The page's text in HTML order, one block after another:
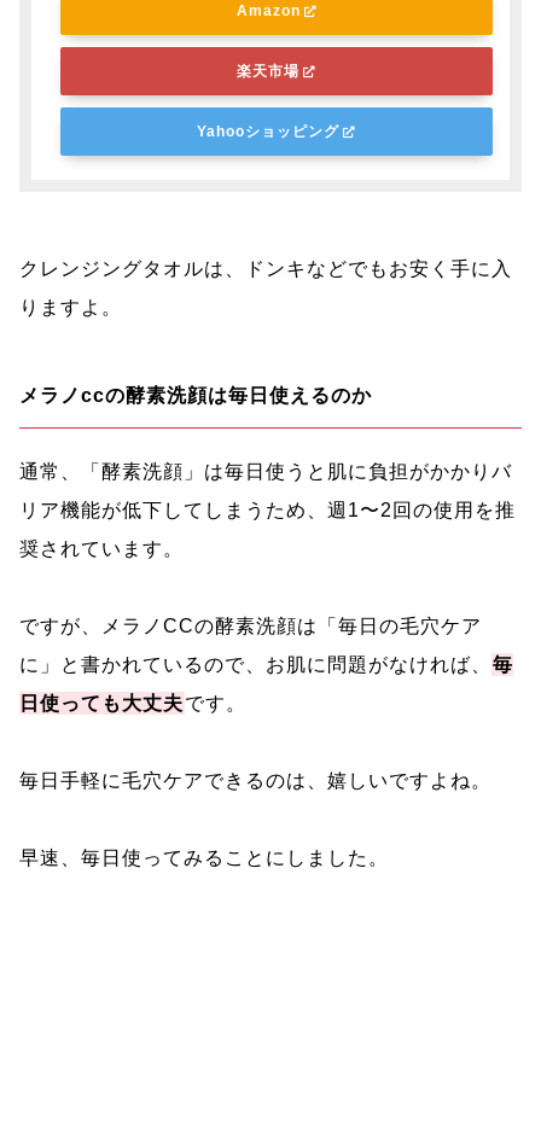
Amazon
楽天市場
Yahooショッピング
クレンジングタオルは、ドンキなどでもお安く手に入
りますよ。
メラノccの酵素洗顔は毎日使えるのか
通常、「酵素洗顔」は毎日使うと肌に負担がかかりバ
リア機能が低下してしまうため、週1〜2回の使用を推
奨されています。
ですが、メラノCCの酵素洗顔は「毎日の毛穴ケア
に」と書かれているので、お肌に問題がなければ、 毎
日使っても大丈夫です。
毎日手軽に毛穴ケアできるのは、嬉しいですよね。
早速、毎日使ってみることにしました。